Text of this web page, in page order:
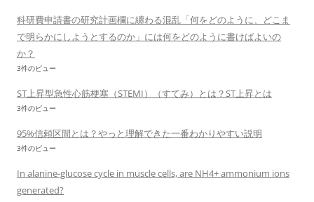
科研費申請書の研究計画欄に纏わる混乱「何をどのように、どこま
で明らかにしようとするのか」には何をどのように書けばよいの
か？
3件のビュー
ST上昇型急性心筋梗塞（STEMI）（すてみ）とは？ST上昇とは
3件のビュー
95%信頼区間とは？やっと理解できた一番わかりやすい説明
3件のビュー
In alanine-glucose cycle in muscle cells, are NH4+ ammonium ions
generated?